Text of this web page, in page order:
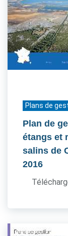
Plans de
Plan de
étangs et
salins de
2016